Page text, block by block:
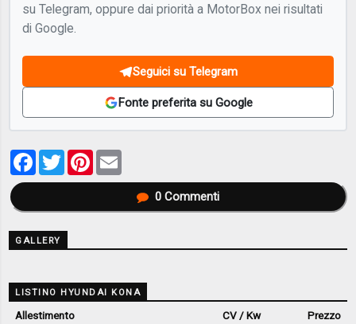
su Telegram, oppure dai priorità a MotorBox nei risultati
di Google.
Seguici su Telegram
Fonte preferita su Google
Facebook
TwitterPinterest
0Commenti
GALLERY
LISTINO HYUNDAI KONA
Allestimento CV / Kw Prezzo